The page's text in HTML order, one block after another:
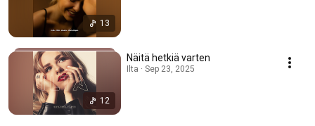
13
12
Näitä hetkiä varten
Ilta · Sep 23, 2025